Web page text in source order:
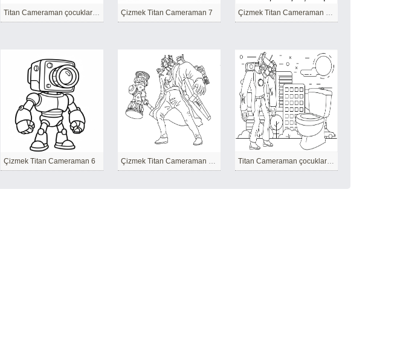
Titan Cameraman çocuklar için yazdırılabilir Çizmek Titan Cameraman 7 Çizmek Titan Cameraman Ücretsiz Yazdırılabilir
Çizmek Titan Cameraman 6 Çizmek Titan Cameraman Yazdırılabilir Titan Cameraman çocuklar için temel